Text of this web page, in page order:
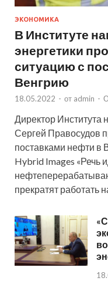
ЭКОНОМИКА
В Институте
энергетики
ситуацию с
Венгрию
18.05.2022 - от admin -
Директор Института
Сергей Правосудов
поставками нефти в
Hybrid Images «Речь
прекратят работать